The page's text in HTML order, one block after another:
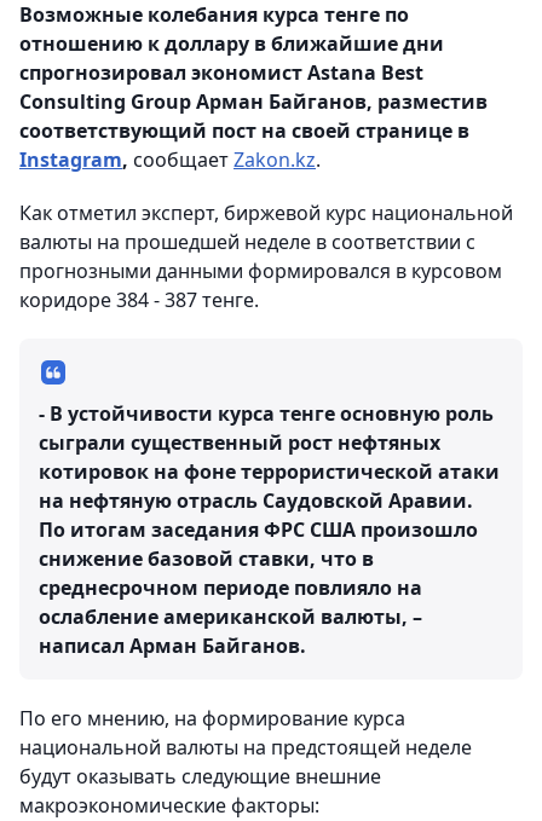
Возможные колебания курса тенге по
отношению к доллару в ближайшие дни
спрогнозировал экономист Astana Best
Consulting Group Арман Байганов, разместив
соответствующий пост на своей странице в
Instagram, сообщаетZakon.kz.
Как отметил эксперт, биржевой курс национальной
валюты на прошедшей неделе в соответствии с
прогнозными данными формировался в курсовом
коридоре 384 - 387 тенге.
- В устойчивости курса тенге основную роль
сыграли существенный рост нефтяных
котировок на фоне террористической атаки
на нефтяную отрасль Саудовской Аравии.
По итогам заседания ФРС США произошло
снижение базовой ставки, что в
среднесрочном периоде повлияло на
ослабление американской валюты, –
написал Арман Байганов.
По его мнению, на формирование курса
национальной валюты на предстоящей неделе
будут оказывать следующие внешние
макроэкономические факторы: